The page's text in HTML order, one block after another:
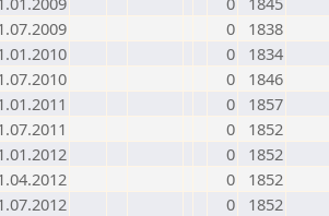
0
1838
0
1834
0
1846
0
1857
0
1852
0
1852
0
1852
0
1852